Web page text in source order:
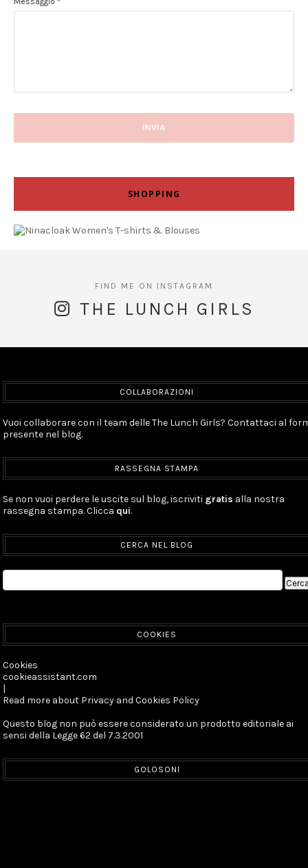
SHOPPING
THE LUNCH GIRLS
COLLABORAZIONI
Vuoi collaborare con il team delle The Lunch Girls? Contattaci al
presente nel blog.
RASSEGNA STAMPA
Se non vuoi perdere le uscite sul blog, iscriviti gratis alla nostra
rassegna stampa. Clicca qui.
CERCA NEL BLOG
COOKIES
Cookies
cookieassistant.com
|
Read more about Privacy and Cookies Policy
Questo blog non può essere considerato un prodotto editoriale ai
sensi della Legge 62 del 7.3.2001
GOLOSONI